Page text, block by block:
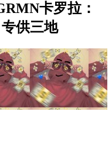
卡罗拉：
供三地